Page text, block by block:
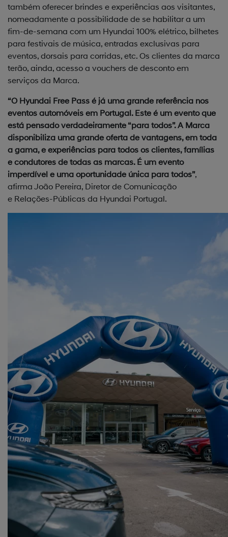
também oferecer brindes e experiências aos visitantes,
nomeadamente a possibilidade de se habilitar a um
fim-de-semana com um Hyundai 100% elétrico, bilhetes
para festivais de música, entradas exclusivas para
eventos, dorsais para corridas, etc. Os clientes da marca
terão, ainda, acesso a vouchers de desconto em
serviços da Marca.
“O Hyundai Free Pass é já uma grande referência nos
eventos automóveis em Portugal. Este é um evento que
está pensado verdadeiramente “para todos”. A Marca
disponibiliza uma grande oferta de vantagens, em toda
a gama, e experiências para todos os clientes, famílias
e condutores de todas as marcas. É um evento
imperdível e uma oportunidade única para todos”,
afirma João Pereira, Diretor de Comunicação
e Relações-Públicas da Hyundai Portugal.